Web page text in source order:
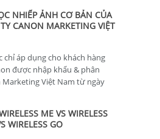
NHIẾP ẢNH CƠ BẢN CỦA
CANON MARKETING VIỆT
chỉ áp dụng cho khách hàng
được nhập khẩu & phân
Việt Nam từ ngày
ME VS WIRELESS
WIRELESS GO